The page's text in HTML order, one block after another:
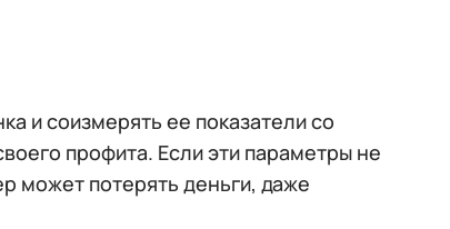
и соизмерять ее показатели со
профита. Если эти параметры не
может потерять деньги, даже